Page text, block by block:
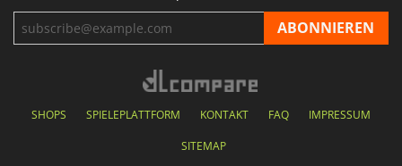
SHOPS SPIELEPLATTFORM KONTAKT FAQ IMPRESSUM
SITEMAP